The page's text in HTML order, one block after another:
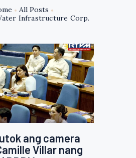
All Posts
Infrastructure Corp.
ang camera
Villar nang